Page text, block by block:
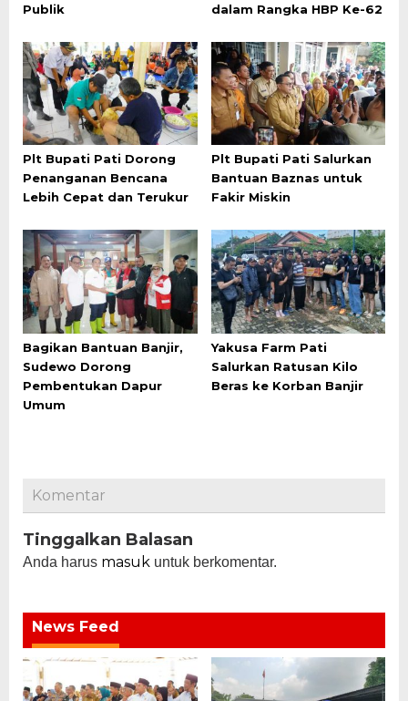
Publik
dalam Rangka HBP Ke-62
Plt Bupati Pati Dorong
Penanganan Bencana
Lebih Cepat dan Terukur
Plt Bupati Pati Salurkan
Bantuan Baznas untuk
Fakir Miskin
Bagikan Bantuan Banjir,
Sudewo Dorong
Pembentukan Dapur
Umum
Yakusa Farm Pati
Salurkan Ratusan Kilo
Beras ke Korban Banjir
Komentar
Tinggalkan Balasan
Anda harus masuk untuk berkomentar.
News Feed